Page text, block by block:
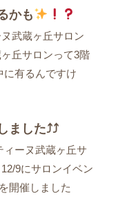
かも
武蔵ヶ丘サロン
丘サロンって3階
に有るんですけ
ました⤴⤴
ィーヌ武蔵ヶ丘サ
9にサロンイベン
開催しました